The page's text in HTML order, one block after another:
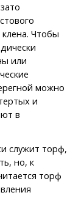
Чтобы
или
можно
и
в
служит торф,
но, к
торф